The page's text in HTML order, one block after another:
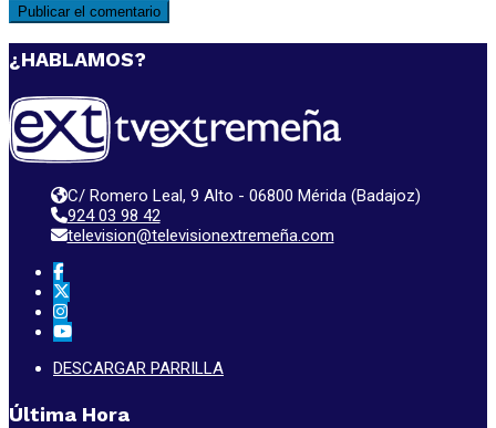
¿HABLAMOS?
C/ Romero Leal, 9 Alto - 06800 Mérida (Badajoz)
924 03 98 42
television@televisionextremeña.com
DESCARGAR PARRILLA
Última Hora